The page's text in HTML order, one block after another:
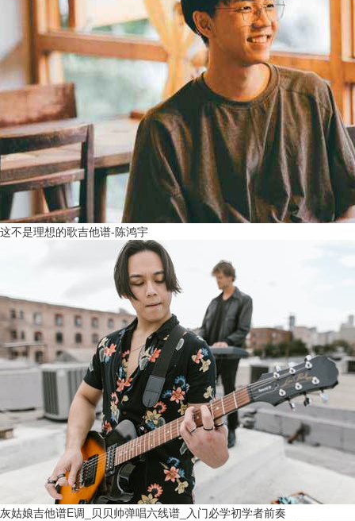
这不是理想的歌吉他谱-陈鸿宇
灰姑娘吉他谱E调_贝贝帅弹唱六线谱_入门必学初学者前奏